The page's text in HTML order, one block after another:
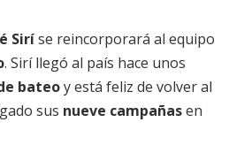
Siríse reincorporará al equipo
. Sirí llegó al país hace unos
bateoy está feliz de volver al
sus nueve campañasen